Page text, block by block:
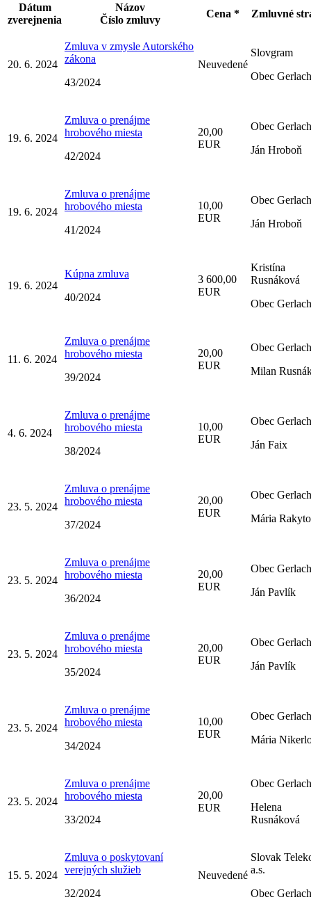
Dátum
zverejnenia
Názov
Číslo zmluvy
Cena * Zmluvné
20. 6. 2024
Zmluva v zmysle Autorského
zákona
43/2024
Neuvedené
Slovgram
Obec
19. 6. 2024
Zmluva o prenájme
hrobového miesta
42/2024
20,00
EUR
Obec
Ján Hroboň
19. 6. 2024
Zmluva o prenájme
hrobového miesta
41/2024
10,00
EUR
Obec
Ján Hroboň
19. 6. 2024
Kúpna zmluva
40/2024
3 600,00
EUR
Kristína
Rusnáková
Obec
11. 6. 2024
Zmluva o prenájme
hrobového miesta
39/2024
20,00
EUR
Obec
Milan
4. 6. 2024
Zmluva o prenájme
hrobového miesta
38/2024
10,00
EUR
Obec
Ján Faix
23. 5. 2024
Zmluva o prenájme
hrobového miesta
37/2024
20,00
EUR
Obec
Mária
23. 5. 2024
Zmluva o prenájme
hrobového miesta
36/2024
20,00
EUR
Obec
Ján Pavlík
23. 5. 2024
Zmluva o prenájme
hrobového miesta
35/2024
20,00
EUR
Obec
Ján Pavlík
23. 5. 2024
Zmluva o prenájme
hrobového miesta
34/2024
10,00
EUR
Obec
Mária
23. 5. 2024
Zmluva o prenájme
hrobového miesta
33/2024
20,00
EUR
Obec
Helena
Rusnáková
15. 5. 2024
Zmluva o poskytovaní
verejných služieb
32/2024
Neuvedené
Slovak
a.s.
Obec